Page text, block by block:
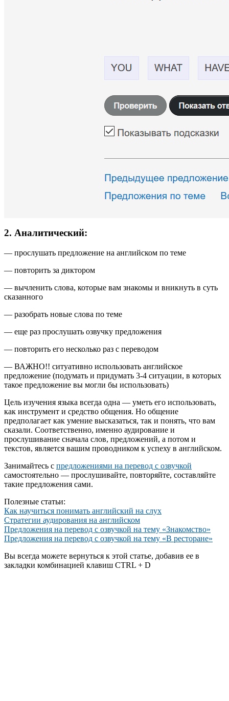
2. Аналитический:
— прослушать предложение на английском по теме
— повторить за диктором
— вычленить слова, которые вам знакомы и вникнуть в суть
сказанного
— разобрать новые слова по теме
— еще раз прослушать озвучку предложения
— повторить его несколько раз с переводом
— ВАЖНО!! ситуативно использовать английское
предложение (подумать и придумать 3-4 ситуации, в которых
такое предложение вы могли бы использовать)
Цель изучения языка всегда одна — уметь его использовать,
как инструмент и средство общения. Но общение
предполагает как умение высказаться, так и понять, что вам
сказали. Соответственно, именно аудирование и
прослушивание сначала слов, предложений, а потом и
текстов, является вашим проводником к успеху в английском.
Занимайтесь с предложениями на перевод с озвучкой
самостоятельно — прослушивайте, повторяйте, составляйте
такие предложения сами.
Полезные статьи:
Как научиться понимать английский на слух
Стратегии аудирования на английском
Предложения на перевод с озвучкой на тему «Знакомство»
Предложения на перевод с озвучкой на тему «В ресторане»
Вы всегда можете вернуться к этой статье, добавив ее в
закладки комбинацией клавиш CTRL + D